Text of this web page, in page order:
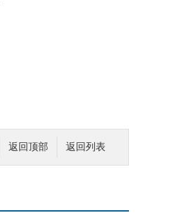
返回列表
返回顶部